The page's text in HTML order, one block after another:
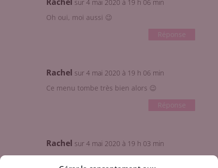
sur 4 mai 2020 à 19 h 06 min
Oh oui, moi aussi 😉
Réponse
Rachel sur 4 mai 2020 à 19 h 06 min
Ce menu tombe très bien alors 😉
Réponse
Rachel sur 4 mai 2020 à 19 h 03 min